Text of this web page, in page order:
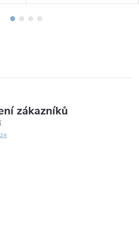
zákazníků